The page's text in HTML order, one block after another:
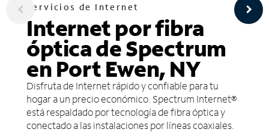
Servicios de Internet
Internet por fibra
óptica de Spectrum
en Port Ewen, NY
Disfruta de Internet rápido y confiable para tu
hogar a un precio económico. Spectrum Internet®
está respaldado por tecnología de fibra óptica y
conectado a las instalaciones por líneas coaxiales.